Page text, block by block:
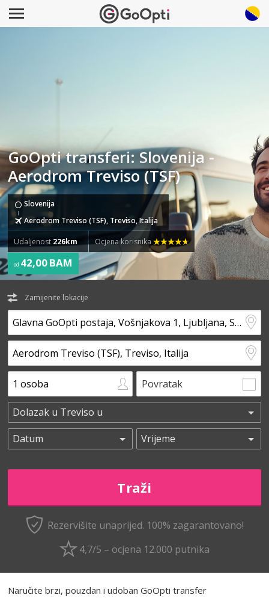
GoOpti transferi: Slovenija -
Aerodrom Treviso (TSF)
Slovenija
Aerodrom Treviso (TSF), Treviso, Italija
Udaljenost 226km Ocjena korisnika
od 42,00 BAM
Zamijenite lokacije
Povratak
Rezervišite unaprijed. 100% zagarantovano!
4,7/5 – ocjena 12.000 putnika
Naručite brzi, pouzdan i udoban GoOpti transfer